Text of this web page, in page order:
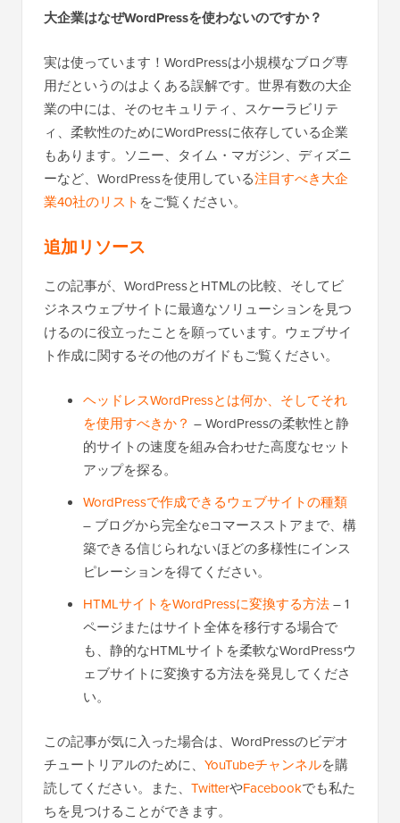
大企業はなぜWordPressを使わないのですか？
実は使っています！WordPressは小規模なブログ専
用だというのはよくある誤解です。世界有数の大企
業の中には、そのセキュリティ、スケーラビリテ
ィ、柔軟性のためにWordPressに依存している企業
もあります。ソニー、タイム・マガジン、ディズニ
ーなど、WordPressを使用している注目すべき大企
業40社のリスト をご覧ください。
追加リソース
この記事が、WordPressとHTMLの比較、そしてビ
ジネスウェブサイトに最適なソリューションを見つ
けるのに役立ったことを願っています。ウェブサイ
ト作成に関するその他のガイドもご覧ください。
ヘッドレスWordPressとは何か、そしてそれ
を使用すべきか？ – WordPressの柔軟性と静
的サイトの速度を組み合わせた高度なセット
アップを探る。
WordPressで作成できるウェブサイトの種類
– ブログから完全なeコマースストアまで、構
築できる信じられないほどの多様性にインス
ピレーションを得てください。
HTMLサイトをWordPressに変換する方法– 1
ページまたはサイト全体を移行する場合で
も、静的なHTMLサイトを柔軟なWordPressウ
ェブサイトに変換する方法を発見してくださ
い。
この記事が気に入った場合は、WordPressのビデオ
チュートリアルのために、 YouTubeチャンネルを購
読してください。また、 TwitterやFacebookでも私た
ちを見つけることができます。